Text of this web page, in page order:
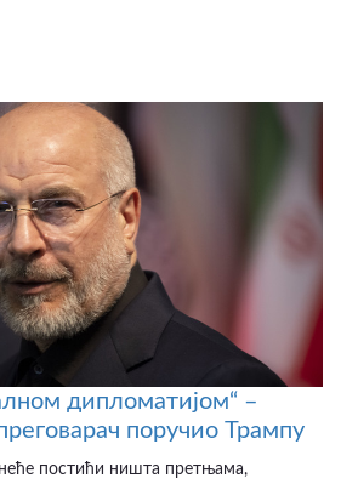
дипломатијом“ –
поручио Трампу
постићи ништа претњама,